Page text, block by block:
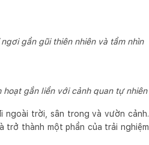
gần gũi thiên nhiên và tầm nhìn
gắn liền với cảnh quan tự nhiên
ngoài trời, sân trong và vườn cảnh.
trở thành một phần của trải nghiệm